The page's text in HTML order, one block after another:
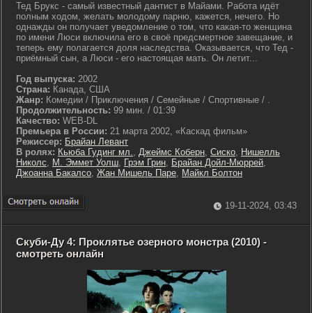
Тед Брукс - самый известный дантист в Майами. Работа идёт
полным ходом, желать молодому парню, кажется, нечего. Но
однажды он получает уведомление о том, что какая-то женщина
по имени Люси включила его в своё предсмертное завещание, и
теперь ему полагается доля наследства. Оказывается, что Тед -
приёмный сын, а Люси - его настоящая мать. Он летит...
Год выпуска: 2002
Страна: Канада, США
Жанр: Комедии / Приключения / Семейные / Спортивные / .
Продолжительность: 99 мин. / 01:39
Качество: WEB-DL
Премьера в России: 21 марта 2002, «Каскад фильм»
Режиссер: Брайан Левант
В ролях: Кьюба Гудинг мл., Джеймс Коберн, Сиско, Нишелль
Николс, М. Эммет Уолш, Грэм Грин, Брайан Дойл-Мюррей,
Джоанна Бакалсо, Жан Мишель Паре, Майкл Болтон
19-11-2024, 03:43
Скуби-Ду 4: Проклятье озерного монстра (2010) -
смотреть онлайн